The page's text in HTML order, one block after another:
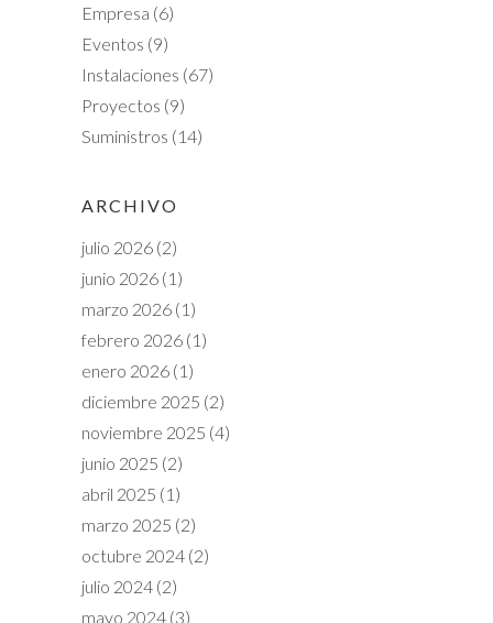
rEmpresa (6)
Eventos (9)
Instalaciones (67)
Proyectos (9)
Suministros (14)
ARCHIVO
julio 2026 (2)
junio 2026 (1)
marzo 2026 (1)
febrero 2026 (1)
enero 2026 (1)
diciembre 2025 (2)
noviembre 2025 (4)
junio 2025 (2)
abril 2025 (1)
marzo 2025 (2)
octubre 2024 (2)
julio 2024 (2)
mayo 2024 (3)